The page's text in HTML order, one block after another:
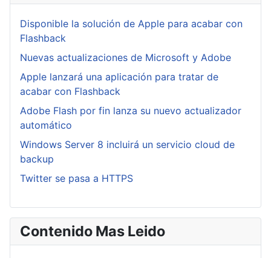
Disponible la solución de Apple para acabar con
Flashback
Nuevas actualizaciones de Microsoft y Adobe
Apple lanzará una aplicación para tratar de
acabar con Flashback
Adobe Flash por fin lanza su nuevo actualizador
automático
Windows Server 8 incluirá un servicio cloud de
backup
Twitter se pasa a HTTPS
Contenido Mas Leido